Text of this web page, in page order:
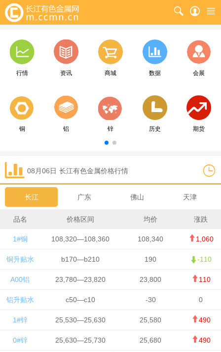
行情 资讯 商城 数据 会展
铜 铝 锌 历史 期货
08月06日 长江有色金属价格行情
长江 广东 佛山 天津
品名 价格区间 均价 涨跌
1#铜 108,320—108,360 108,340 1,060
铜升贴水 b170—b210 190 -110
A00铝 23,780—23,820 23,800 110
铝升贴水 c50—c10 -30 0
1#锌 25,530—25,630 25,580 490
0#锌 25,630—25,730 25,680 490